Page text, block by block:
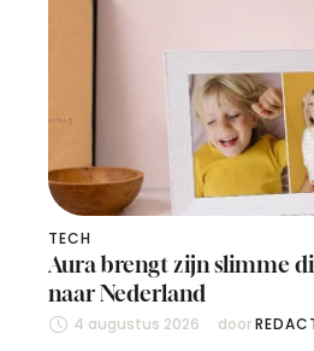
TECH
Aura brengt zijn slimme
naar Nederland
4 augustus 2026 door